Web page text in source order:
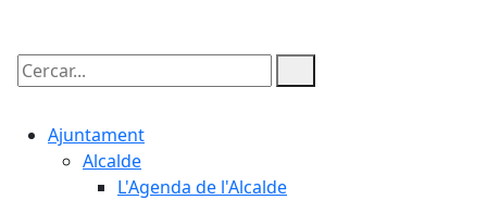
Cercar:
Ajuntament
Alcalde
L'Agenda de l'Alcalde